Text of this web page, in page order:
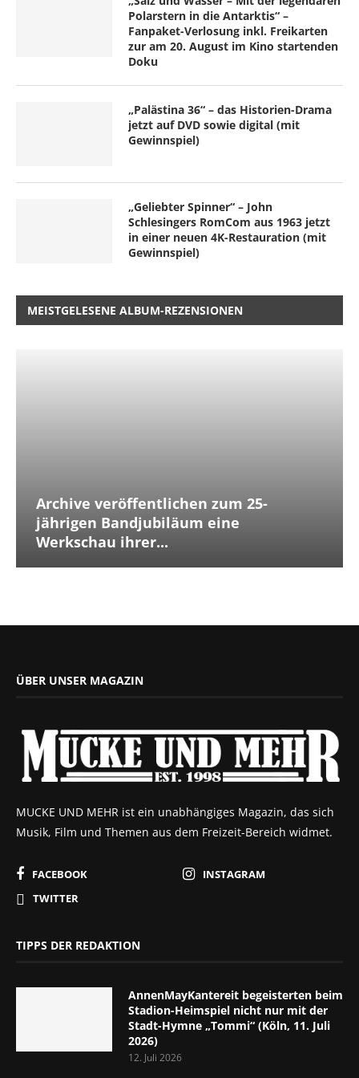
Polarstern in die Antarktis“ –
Fanpaket-Verlosung inkl. Freikarten
zur am 20. August im Kino startenden
Doku
„Palästina 36“ – das Historien-Drama
jetzt auf DVD sowie digital (mit
Gewinnspiel)
„Geliebter Spinner“ – John
Schlesingers RomCom aus 1963 jetzt
in einer neuen 4K-Restauration (mit
Gewinnspiel)
MEISTGELESENE ALBUM-REZENSIONEN
Archive veröffentlichen zum 25-
jährigen Bandjubiläum eine
Werkschau ihrer...
ÜBER UNSER MAGAZIN
MUCKE UND MEHR ist ein unabhängiges Magazin, das sich
Musik, Film und Themen aus dem Freizeit-Bereich widmet.
FACEBOOK
INSTAGRAM
TWITTER
TIPPS DER REDAKTION
AnnenMayKantereit begeisterten beim
Stadion-Heimspiel nicht nur mit der
Stadt-Hymne „Tommi“ (Köln, 11. Juli
2026)
12. Juli 2026